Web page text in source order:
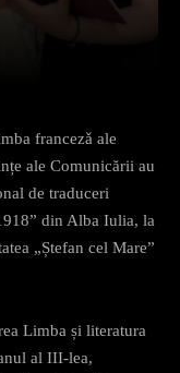
francezǎ ale
ale Comunicării au
de traduceri
din Alba Iulia, la
„Ștefan cel Mare”
Limba și literatura
al III-lea,